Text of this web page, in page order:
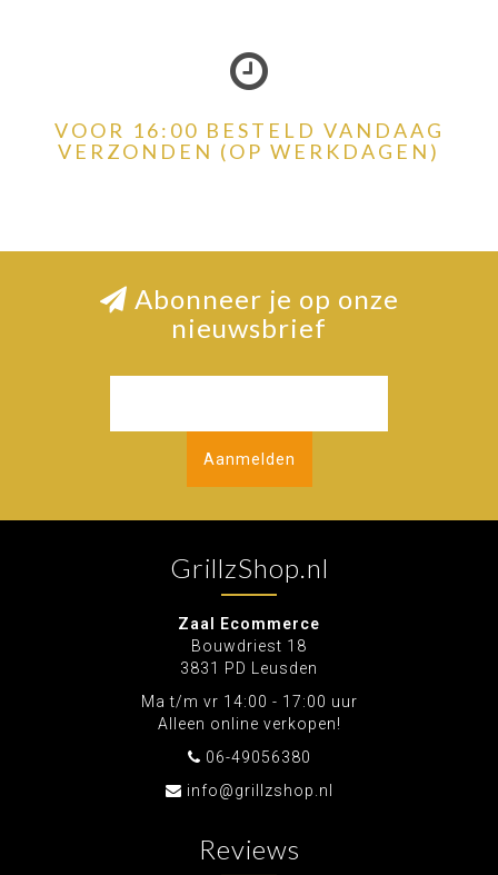
VOOR 16:00 BESTELD VANDAAG
VERZONDEN (OP WERKDAGEN)
Abonneer je op onze
nieuwsbrief
Aanmelden
GrillzShop.nl
Zaal Ecommerce
Bouwdriest 18
3831 PD Leusden
Ma t/m vr 14:00 - 17:00 uur
Alleen online verkopen!
06-49056380
info@grillzshop.nl
Reviews